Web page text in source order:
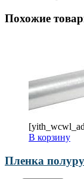
Похожие
В корзину
Пленка